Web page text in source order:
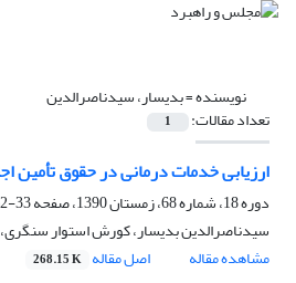
نویسنده =بدیسار، سیدناصرالدین
تعداد مقالات: 1
ارزیابی خدمات درمانی در حقوق تأمین
دوره 18، شماره 68، زمستان 1390، صفحه
33-62
سیدناصرالدین بدیسار، کورش استوار
مشاهده مقاله
اصل مقاله 268.15 K